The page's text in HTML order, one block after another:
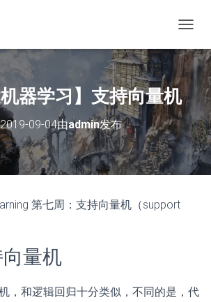
换
导
航
机器学习】支持向量机
2019-09-04由admin发布
第七周：支持向量机（support
量机
，和逻辑回归十分类似，不同的是，代